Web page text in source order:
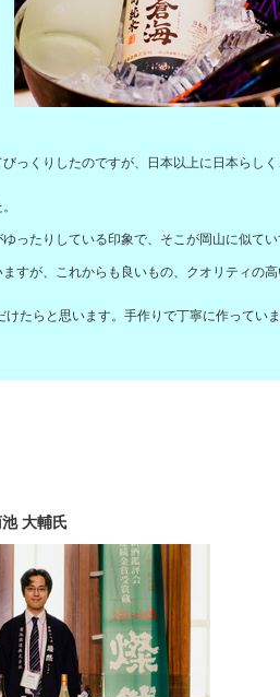
っくりしたのですが、日本以上に日本らし
ったりしている印象で、そこが岡山に似て
すが、これからも良いもの、クオリティの
たらと思います。手作りで丁寧に作ってい
大輔氏